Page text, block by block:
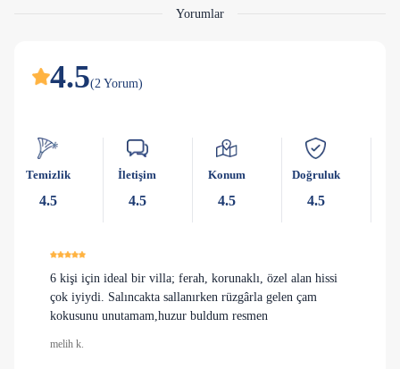
Ferahlatıcı manzara eşliğinde huzurlu bir
tasarım
•Salıncak:Bahçede keyifli anlar sunan huzurlu bir detay
Yorumlar
4.5(2 Yorum)
Temizlik
4.5
İletişim
4.5
Konum
4.5
Doğruluk
4.5
6 kişi için ideal bir villa; ferah, korunaklı, özel alan hissi
çok iyiydi. Salıncakta sallanırken rüzgârla gelen çam
kokusunu unutamam,huzur buldum resmen
melih k.